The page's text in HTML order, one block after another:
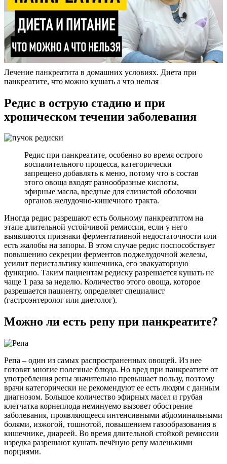
Лечение панкреатита в домашних условиях. Диета при
панкреатите, что можно кушать а что нельзя
Редис в острую стадию и при
хроническом течении заболевания
Редис при панкреатите, особенно во время острого
воспалительного процесса, категорически
запрещено добавлять к меню, потому что в состав
этого овоща входят разнообразные кислоты,
эфирные масла, вредные для слизистой оболочки
органов желудочно-кишечного тракта.
Иногда редис разрешают есть больному панкреатитом на
этапе длительной устойчивой ремиссии, если у него
выявляются признаки ферментативной недостаточности или
есть жалобы на запоры. В этом случае редис поспособствует
повышению секреции ферментов поджелудочной железы,
усилит перистальтику кишечника, его эвакуаторную
функцию. Таким пациентам редиску разрешается кушать не
чаще 1 раза за неделю. Количество этого овоща, которое
разрешается пациенту, определяет специалист
(гастроэнтеролог или диетолог).
Можно ли есть репу при панкреатите?
Репа – один из самых распространенных овощей. Из нее
готовят многие полезные блюда. Но вред при панкреатите от
употребления репы значительно превышает пользу, поэтому
врачи категорически не рекомендуют ее есть людям с данным
диагнозом. Большое количество эфирных масел и грубая
клетчатка корнеплода неминуемо вызовет обострение
заболевания, проявляющееся интенсивными абдоминальными
болями, изжогой, тошнотой, повышением газообразования в
кишечнике, диареей. Во время длительной стойкой ремиссии
изредка разрешают кушать печёную репу маленькими
порциями.